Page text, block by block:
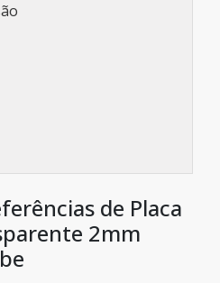
de Placa
2mm